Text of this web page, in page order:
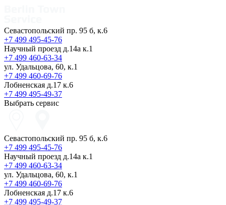
Севастопольский пр. 95 б, к.6
+7 499 495-45-76
Научный проезд д.14а к.1
+7 499 460-63-34
ул. Удальцова, 60, к.1
+7 499 460-69-76
Лобненская д.17 к.6
+7 499 495-49-37
Выбрать сервис
Севастопольский пр. 95 б, к.6
+7 499 495-45-76
Научный проезд д.14а к.1
+7 499 460-63-34
ул. Удальцова, 60, к.1
+7 499 460-69-76
Лобненская д.17 к.6
+7 499 495-49-37